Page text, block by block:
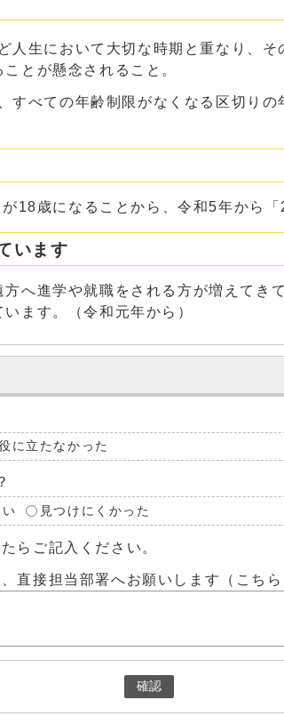
人生において大切な時期と重なり、
とが懸念されること。
すべての年齢制限がなくなる区切り
18歳になることから、令和5年から
います
へ進学や就職をされる方が増えてき
ます。（令和元年から）
に立たなかった
見つけにくかった
らご記入ください。
直接担当部署へお願いします（こち
確認